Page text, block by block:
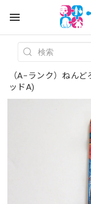
（A−ランク）ねん
ッドA)